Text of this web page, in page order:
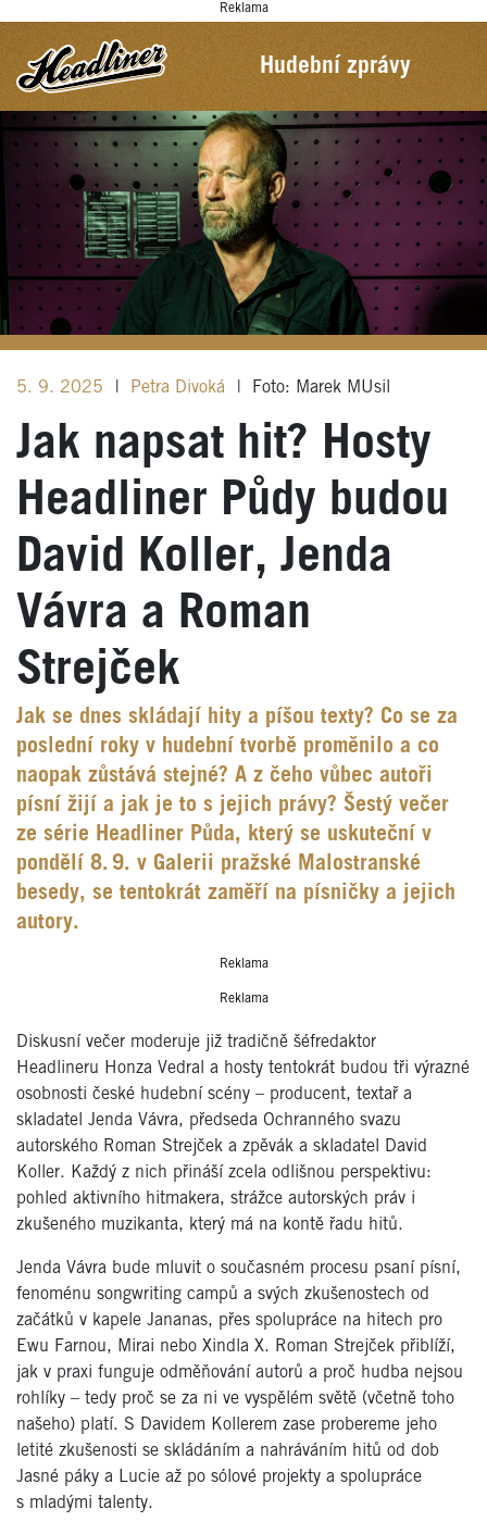
Reklama
Hudební zprávy
5. 9. 2025 Petra Divoká Foto: Marek MUsil
Jak napsat hit? Hosty
Headliner Půdy budou
David Koller, Jenda
Vávra a Roman
Strejček
Jak se dnes skládají hity a píšou texty? Co se za
poslední roky v hudební tvorbě proměnilo a co
naopak zůstává stejné? A z čeho vůbec autoři
písní žijí a jak je to s jejich právy? Šestý večer
ze série Headliner Půda, který se uskuteční v
pondělí 8. 9. v Galerii pražské Malostranské
besedy, se tentokrát zaměří na písničky a jejich
autory.
Reklama
Reklama
Diskusní večer moderuje již tradičně šéfredaktor
Headlineru Honza Vedral a hosty tentokrát budou tři výrazné
osobnosti české hudební scény – producent, textař a
skladatel Jenda Vávra, předseda Ochranného svazu
autorského Roman Strejček a zpěvák a skladatel David
Koller. Každý z nich přináší zcela odlišnou perspektivu:
pohled aktivního hitmakera, strážce autorských práv i
zkušeného muzikanta, který má na kontě řadu hitů.
Jenda Vávra bude mluvit o současném procesu psaní písní,
fenoménu songwriting campů a svých zkušenostech od
začátků v kapele Jananas, přes spolupráce na hitech pro
Ewu Farnou, Mirai nebo Xindla X. Roman Strejček přiblíží,
jak v praxi funguje odměňování autorů a proč hudba nejsou
rohlíky – tedy proč se za ni ve vyspělém světě (včetně toho
našeho) platí. S Davidem Kollerem zase probereme jeho
letité zkušenosti se skládáním a nahráváním hitů od dob
Jasné páky a Lucie až po sólové projekty a spolupráce
s mladými talenty.